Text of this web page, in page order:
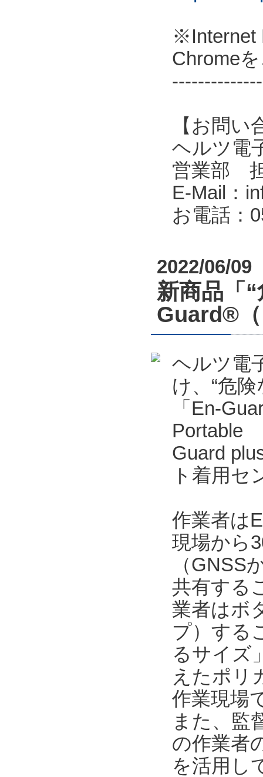
※Internet
Chrome
【お問い
ヘルツ電
営業部
E-Mail：
お電話：
2022/06/09
新商品「
Guard®
ヘルツ電
け、“危
「En-
Portable
Guard
ト着用
作業者は
現場から
（GNSS
共有する
業者はボ
プ）する
るサイズ
えたポリ
作業現場
また、監
の作業者
を活用し